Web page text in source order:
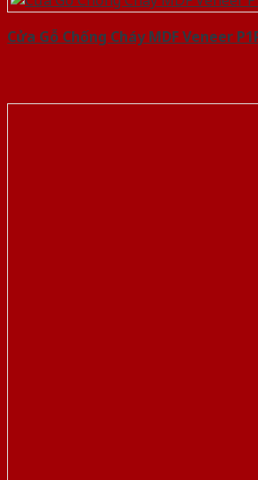
Cửa Gỗ Chống Cháy MDF Veneer